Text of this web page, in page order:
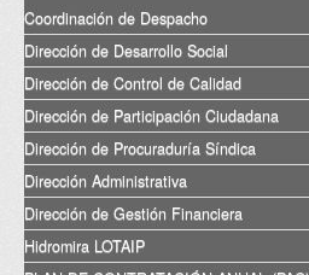
Coordinación de Despacho
Dirección de Desarrollo Social
Dirección de Control de Calidad
Dirección de Participación Ciudadana
Dirección de Procuraduría Síndica
Dirección Administrativa
Dirección de Gestión Financiera
Hidromira LOTAIP